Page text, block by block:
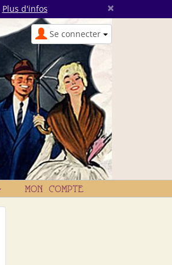
Plus d'infos ×
Se connecter
MON COMPTE